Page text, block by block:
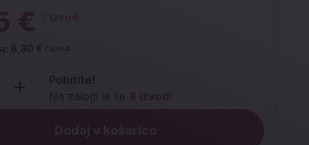
€
6,30 € / izvod
Pohitite!
Na zalogi le še 8 izvod !
Dodaj v košarico